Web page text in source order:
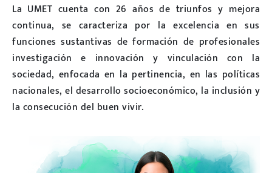
La UMET cuenta con 26 años de triunfos y mejora
continua, se caracteriza por la excelencia en sus
funciones sustantivas de formación de profesionales
investigación e innovación y vinculación con la
sociedad, enfocada en la pertinencia, en las políticas
nacionales, el desarrollo socioeconómico, la inclusión y
la consecución del buen vivir.